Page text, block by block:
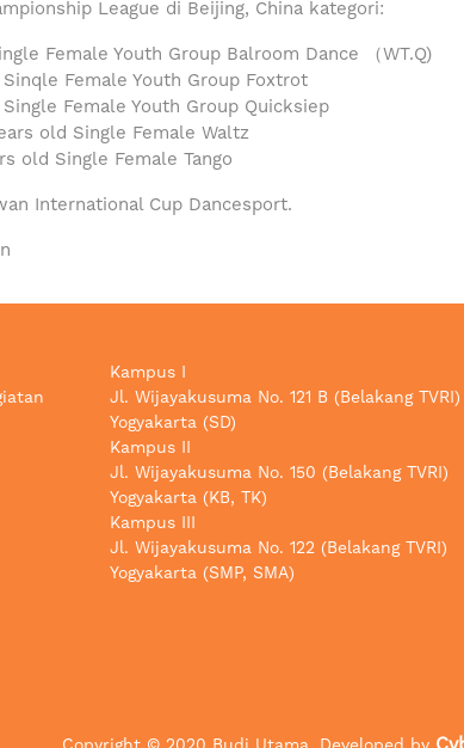
League di Beijing, China kategori:
Female Youth Group Balroom Dance （WT.Q)
Sinqle Female Youth Group Foxtrot
Single Female Youth Group Quicksiep
old Single Female Waltz
old Single Female Tango
International Cup Dancesport.
Kampus I
Jl. Wijayakusuma No. 121 B (Belakang TVRI)
Yogyakarta (SD)
Kampus II
Jl. Wijayakusuma No. 150 (Belakang TVRI)
Yogyakarta (KB, TK)
Kampus III
Jl. Wijayakusuma No. 122 (Belakang TVRI)
Yogyakarta (SMP, SMA)